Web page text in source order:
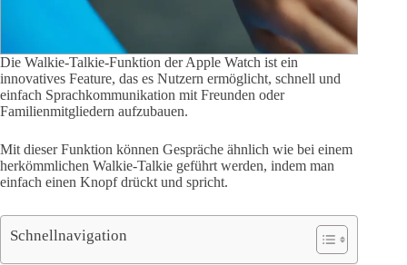
Die Walkie-Talkie-Funktion der Apple Watch ist ein
innovatives Feature, das es Nutzern ermöglicht, schnell und
einfach Sprachkommunikation mit Freunden oder
Familienmitgliedern aufzubauen.
Mit dieser Funktion können Gespräche ähnlich wie bei einem
herkömmlichen Walkie-Talkie geführt werden, indem man
einfach einen Knopf drückt und spricht.
Schnellnavigation